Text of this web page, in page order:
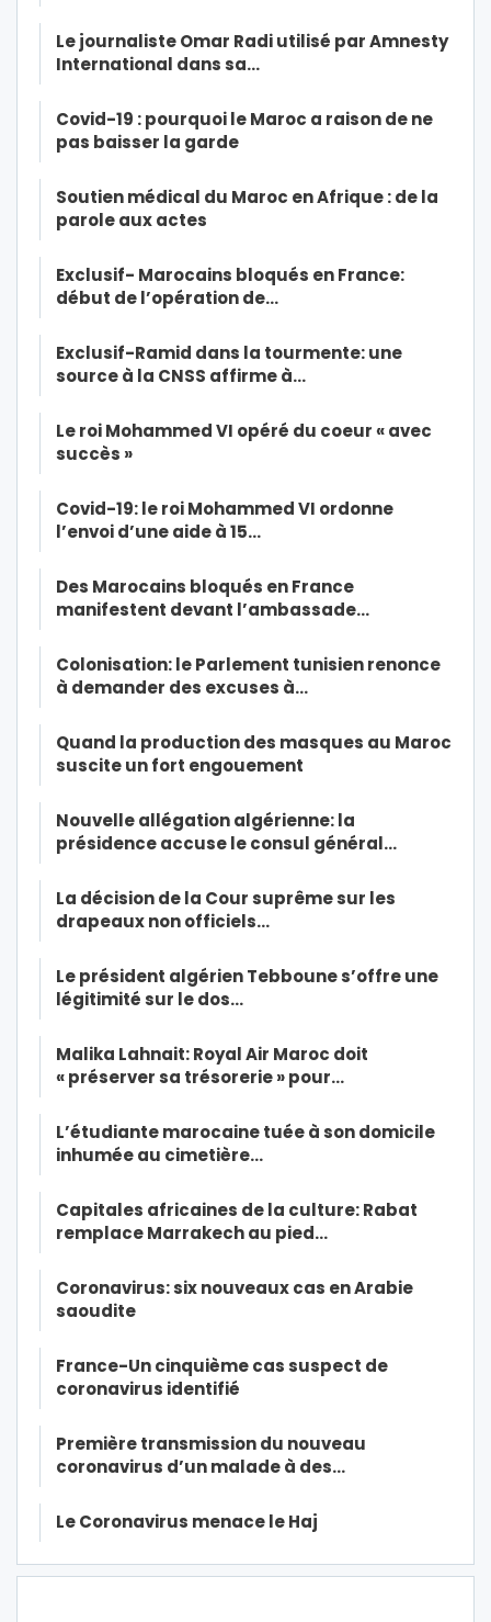
Le journaliste Omar Radi utilisé par Amnesty
International dans sa…
Covid-19 : pourquoi le Maroc a raison de ne
pas baisser la garde
Soutien médical du Maroc en Afrique : de la
parole aux actes
Exclusif- Marocains bloqués en France:
début de l’opération de…
Exclusif-Ramid dans la tourmente: une
source à la CNSS affirme à…
Le roi Mohammed VI opéré du coeur « avec
succès »
Covid-19: le roi Mohammed VI ordonne
l’envoi d’une aide à 15…
Des Marocains bloqués en France
manifestent devant l’ambassade…
Colonisation: le Parlement tunisien renonce
à demander des excuses à…
Quand la production des masques au Maroc
suscite un fort engouement
Nouvelle allégation algérienne: la
présidence accuse le consul général…
La décision de la Cour suprême sur les
drapeaux non officiels…
Le président algérien Tebboune s’offre une
légitimité sur le dos…
Malika Lahnait: Royal Air Maroc doit
« préserver sa trésorerie » pour…
L’étudiante marocaine tuée à son domicile
inhumée au cimetière…
Capitales africaines de la culture: Rabat
remplace Marrakech au pied…
Coronavirus: six nouveaux cas en Arabie
saoudite
France-Un cinquième cas suspect de
coronavirus identifié
Première transmission du nouveau
coronavirus d’un malade à des…
Le Coronavirus menace le Haj